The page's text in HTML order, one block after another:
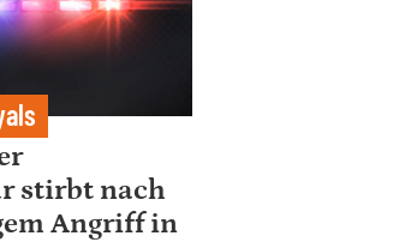
stirbt nach
Angriff in